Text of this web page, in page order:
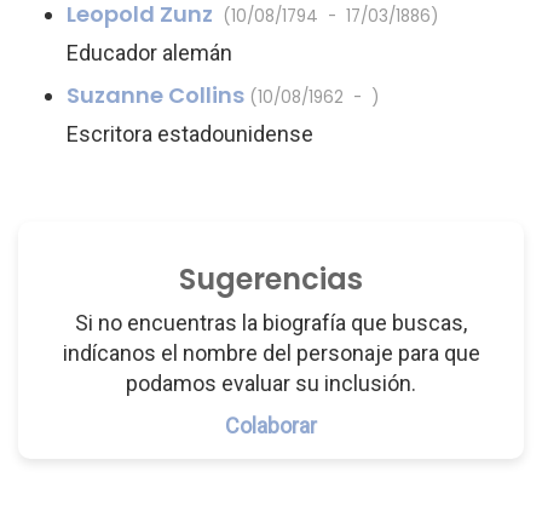
Leopold Zunz (10/08/1794 - 17/03/1886)
Educador alemán
Suzanne Collins (10/08/1962 - )
Escritora estadounidense
Sugerencias
Si no encuentras la biografía que buscas,
indícanos el nombre del personaje para que
podamos evaluar su inclusión.
Colaborar